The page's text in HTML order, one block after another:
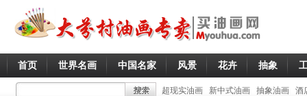
首页 世界名画 中国名家 风景 花卉 抽象
超现实油画 新中式油画 抽象油画 酒